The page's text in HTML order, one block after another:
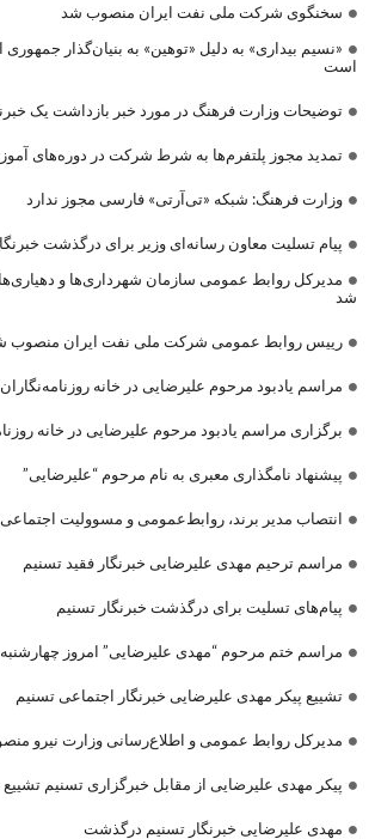
سخنگوی شرکت ملی نفت ایران منصوب شد
«نسیم بیداری» به دلیل «توهین» به بنیان‌گذار
است
توضیحات وزارت فرهنگ در مورد خبر بازداشت یک
تمدید مجوز پلتفرم‌ها به شرط شرکت در دوره‌های
وزارت فرهنگ: شبکه «تی‌آرتی» فارسی مجوز ندارد
پیام تسلیت معاون رسانه‌ای وزیر برای درگذشت خبرنگار
مدیرکل روابط عمومی سازمان شهرداری‌ها و
شد
رییس روابط عمومی شرکت ملی نفت ایران منصوب
مراسم یادبود مرحوم علیرضایی در خانه روزنامه‌نگاران
برگزاری مراسم یادبود مرحوم علیرضایی در خانه
پیشنهاد نامگذاری معبری به نام مرحوم “علیرضایی”
انتصاب مدیر برند، روابط‌عمومی و مسوولیت
مراسم ترحیم مهدی علیرضایی خبرنگار فقید تسنیم
پیام‌های تسلیت برای درگذشت خبرنگار تسنیم
مراسم ختم مرحوم “مهدی علیرضایی” امروز
تشییع پیکر مهدی علیرضایی خبرنگار اجتماعی تسنیم
مدیرکل روابط عمومی و اطلاع‌رسانی وزارت نیرو
پیکر مهدی علیرضایی از مقابل خبرگزاری تسنیم
مهدی علیرضایی خبرنگار تسنیم درگذشت